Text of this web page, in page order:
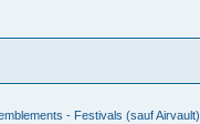
- Festivals (sauf Airvault)